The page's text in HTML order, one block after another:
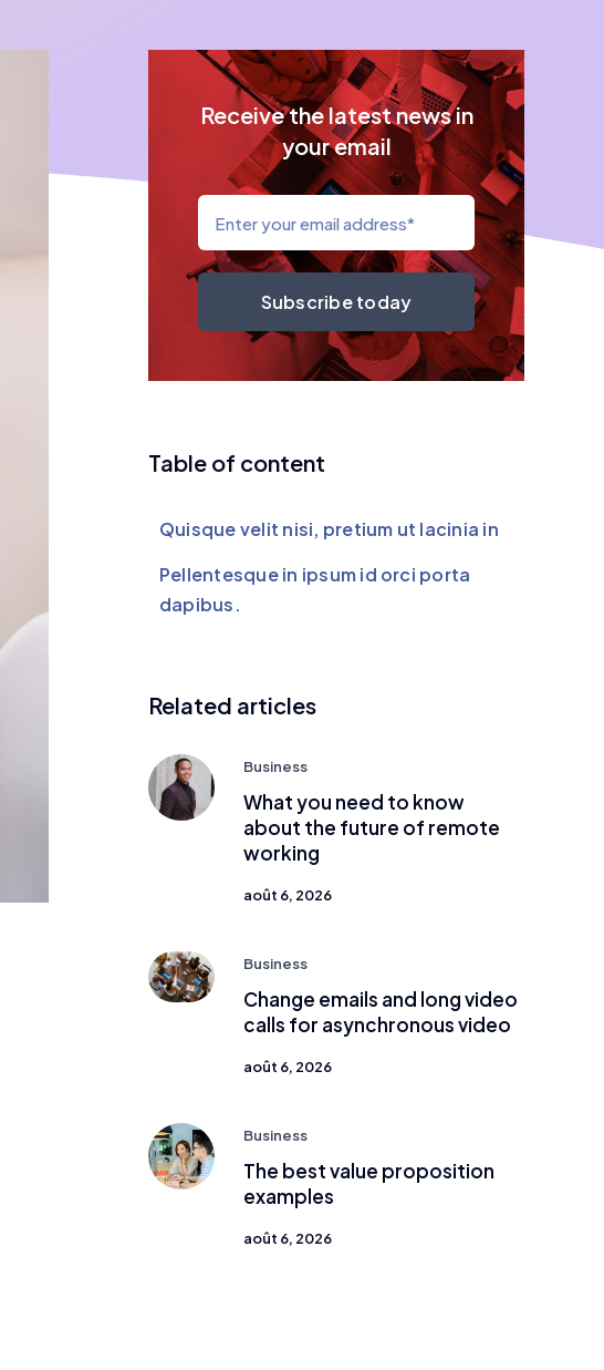
Receive the latest news in
your email
Subscribe today
Table of content
Quisque velit nisi, pretium ut lacinia in
Pellentesque in ipsum id orci porta
dapibus.
Related articles
Business
What you need to know
about the future of remote
working
août 6, 2026
Business
Change emails and long video
calls for asynchronous video
août 6, 2026
Business
The best value proposition
examples
août 6, 2026